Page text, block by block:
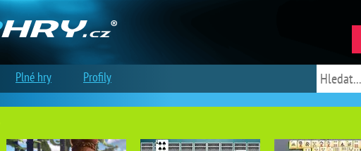
Plné hry Profily